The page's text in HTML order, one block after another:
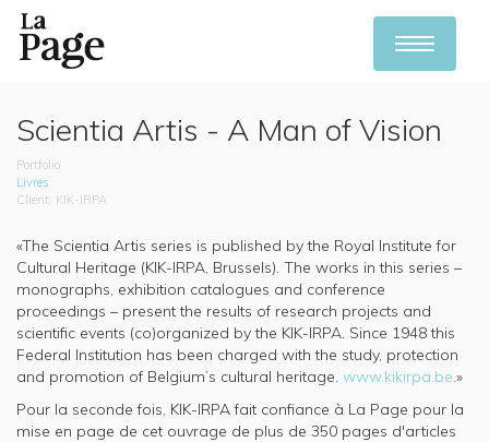
main
content
Toggle
navigation
Scientia Artis - A Man of Vision
Portfolio
Livres
KIK-IRPA
«The Scientia Artis series is published by the Royal Institute for
Cultural Heritage (KIK-IRPA, Brussels). The works in this series –
monographs, exhibition catalogues and conference
proceedings – present the results of research projects and
scientific events (co)organized by the KIK-IRPA. Since 1948 this
Federal Institution has been charged with the study, protection
and promotion of Belgium’s cultural heritage. www.kikirpa.be.»
Pour la seconde fois, KIK-IRPA fait confiance à La Page pour la
mise en page de cet ouvrage de plus de 350 pages d'articles